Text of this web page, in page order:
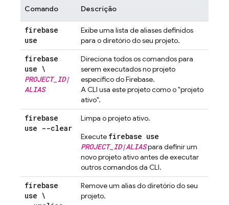
Comando Descrição
firebase
use
Exibe uma lista de aliases definidos
para o diretório do seu projeto.
firebase
use \
PROJECT_ ID|
ALIAS
Direciona todos os comandos para
serem executados no projeto
específico do Firebase.
A CLI usa este projeto como o "projeto
ativo".
firebase
use --clear
Limpa o projeto ativo.
Execute firebase use
PROJECT_ID|ALIASpara definir um
novo projeto ativo antes de executar
outros comandos da CLI.
firebase
use \
Remove um alias do diretório do seu
projeto.